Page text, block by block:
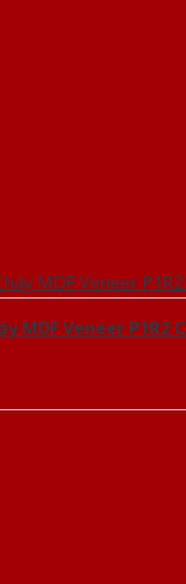
MDF Veneer P1R2